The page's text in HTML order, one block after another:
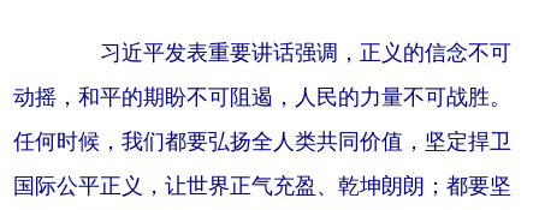
习近平发表重要讲话强调，正义的信念不可
动摇，和平的期盼不可阻遏，人民的力量不可战胜。
任何时候，我们都要弘扬全人类共同价值，坚定捍卫
国际公平正义，让世界正气充盈、乾坤朗朗；都要坚